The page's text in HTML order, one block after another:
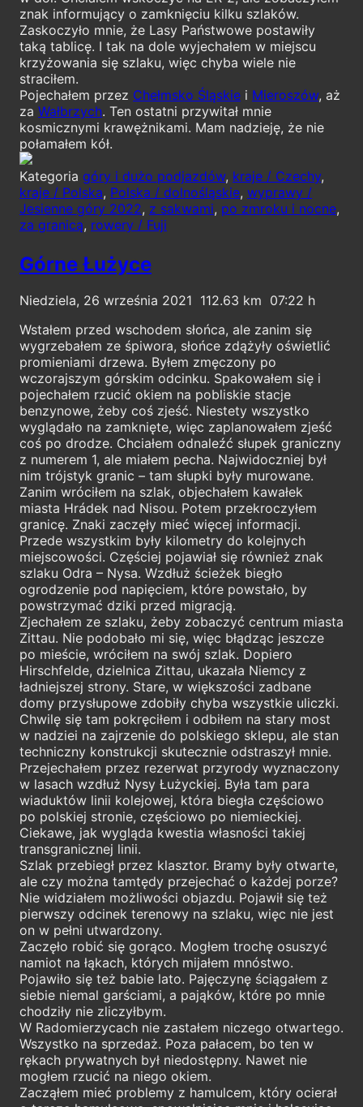
znak informujący o zamknięciu kilku szlaków.
Zaskoczyło mnie, że Lasy Państwowe postawiły
taką tablicę. I tak na dole wyjechałem w miejscu
krzyżowania się szlaku, więc chyba wiele nie
straciłem.
Pojechałem przez Chełmsko Śląskie i Mieroszów, aż
za Wałbrzych. Ten ostatni przywitał mnie
kosmicznymi krawężnikami. Mam nadzieję, że nie
połamałem kół.
Kategoria góry i dużo podjazdów, kraje / Czechy,
kraje / Polska, Polska / dolnośląskie, wyprawy /
Jesienne góry 2022, z sakwami, po zmroku i nocne,
za granicą, rowery / Fuji
Górne Łużyce
Niedziela, 26 września 2021 112.63
07:22
Wstałem przed wschodem słońca, ale zanim się
wygrzebałem ze śpiwora, słońce zdążyły oświetlić
promieniami drzewa. Byłem zmęczony po
wczorajszym górskim odcinku. Spakowałem się i
pojechałem rzucić okiem na pobliskie stacje
benzynowe, żeby coś zjeść. Niestety wszystko
wyglądało na zamknięte, więc zaplanowałem zjeść
coś po drodze. Chciałem odnaleźć słupek graniczny
z numerem 1, ale miałem pecha. Najwidoczniej był
nim trójstyk granic – tam słupki były murowane.
Zanim wróciłem na szlak, objechałem kawałek
miasta Hrádek nad Nisou. Potem przekroczyłem
granicę. Znaki zaczęły mieć więcej informacji.
Przede wszystkim były kilometry do kolejnych
miejscowości. Częściej pojawiał się również znak
szlaku Odra – Nysa. Wzdłuż ścieżek biegło
ogrodzenie pod napięciem, które powstało, by
powstrzymać dziki przed migracją.
Zjechałem ze szlaku, żeby zobaczyć centrum miasta
Zittau. Nie podobało mi się, więc błądząc jeszcze
po mieście, wróciłem na swój szlak. Dopiero
Hirschfelde, dzielnica Zittau, ukazała Niemcy z
ładniejszej strony. Stare, w większości zadbane
domy przysłupowe zdobiły chyba wszystkie uliczki.
Chwilę się tam pokręciłem i odbiłem na stary most
w nadziei na zajrzenie do polskiego sklepu, ale stan
techniczny konstrukcji skutecznie odstraszył mnie.
Przejechałem przez rezerwat przyrody wyznaczony
w lasach wzdłuż Nysy Łużyckiej. Była tam para
wiaduktów linii kolejowej, która biegła częściowo
po polskiej stronie, częściowo po niemieckiej.
Ciekawe, jak wygląda kwestia własności takiej
transgranicznej linii.
Szlak przebiegł przez klasztor. Bramy były otwarte,
ale czy można tamtędy przejechać o każdej porze?
Nie widziałem możliwości objazdu. Pojawił się też
pierwszy odcinek terenowy na szlaku, więc nie jest
on w pełni utwardzony.
Zaczęło robić się gorąco. Mogłem trochę osuszyć
namiot na łąkach, których mijałem mnóstwo.
Pojawiło się też babie lato. Pajęczynę ściągałem z
siebie niemal garściami, a pająków, które po mnie
chodziły nie zliczyłbym.
W Radomierzycach nie zastałem niczego otwartego.
Wszystko na sprzedaż. Poza pałacem, bo ten w
rękach prywatnych był niedostępny. Nawet nie
mogłem rzucić na niego okiem.
Zacząłem mieć problemy z hamulcem, który ocierał